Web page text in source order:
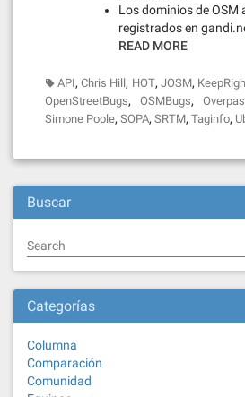
Los dominios de OSM
registrados en
READ MORE
API,Chris Hill, HOT, JOSM,
OpenStreetBugs, OSMBugs,
Simone Poole, SOPA, SRTM, Taginfo,
Buscar
Search
Categorías
Columna
Comparación
Comunidad